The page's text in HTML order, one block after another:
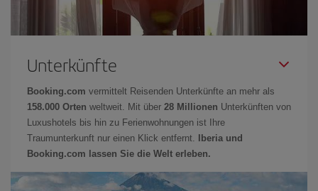
Unterkünfte
Booking.com vermittelt Reisenden Unterkünfte an mehr als
158.000 Orten weltweit. Mit über 28 Millionen Unterkünften von
Luxushotels bis hin zu Ferienwohnungen ist Ihre
Traumunterkunft nur einen Klick entfernt.
Iberia und
Booking.com lassen Sie die Welt erleben.